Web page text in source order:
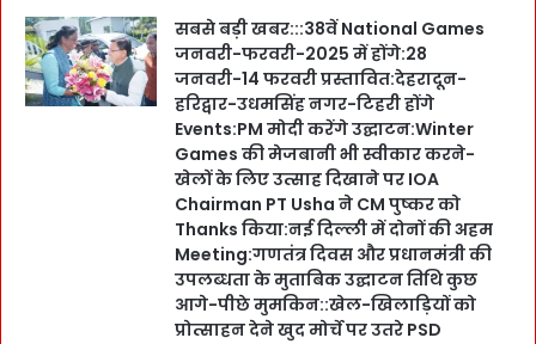
सबसे बड़ी खबर:::38वें National Games
जनवरी-फरवरी-2025 में होंगे:28
जनवरी-14 फरवरी प्रस्तावित:देहरादून-
हरिद्वार-उधमसिंह नगर-टिहरी होंगे
Events:PM मोदी करेंगे उद्घाटन:Winter
Games की मेजबानी भी स्वीकार करने-
खेलों के लिए उत्साह दिखाने पर IOA
Chairman PT Usha ने CM पुष्कर को
Thanks किया:नई दिल्ली में दोनों की अहम
Meeting:गणतंत्र दिवस और प्रधानमंत्री की
उपलब्धता के मुताबिक उद्घाटन तिथि कुछ
आगे-पीछे मुमकिन::खेल-खिलाड़ियों को
प्रोत्साहन देने खुद मोर्चे पर उतरे PSD